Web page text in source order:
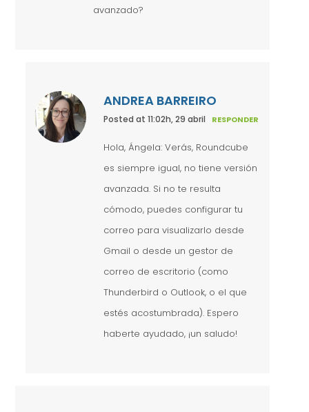
avanzado?
ANDREA BARREIRO
Posted at 11:02h, 29 abril RESPONDER
Hola, Ángela: Verás, Roundcube
es siempre igual, no tiene versión
avanzada. Si no te resulta
cómodo, puedes configurar tu
correo para visualizarlo desde
Gmail o desde un gestor de
correo de escritorio (como
Thunderbird o Outlook, o el que
estés acostumbrada). Espero
haberte ayudado, ¡un saludo!